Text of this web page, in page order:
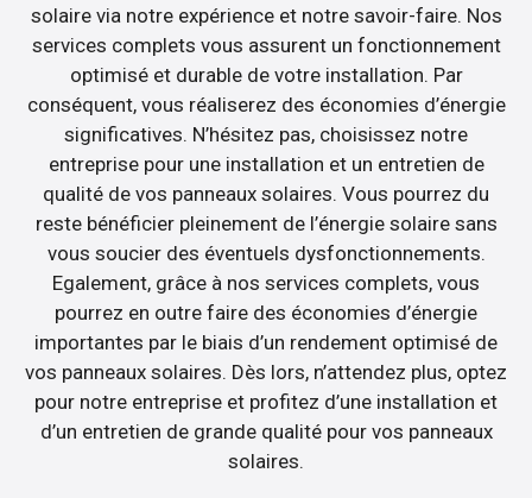
solaire via notre expérience et notre savoir-faire. Nos
services complets vous assurent un fonctionnement
optimisé et durable de votre installation. Par
conséquent, vous réaliserez des économies d’énergie
significatives. N’hésitez pas, choisissez notre
entreprise pour une installation et un entretien de
qualité de vos panneaux solaires. Vous pourrez du
reste bénéficier pleinement de l’énergie solaire sans
vous soucier des éventuels dysfonctionnements.
Egalement, grâce à nos services complets, vous
pourrez en outre faire des économies d’énergie
importantes par le biais d’un rendement optimisé de
vos panneaux solaires. Dès lors, n’attendez plus, optez
pour notre entreprise et profitez d’une installation et
d’un entretien de grande qualité pour vos panneaux
solaires.